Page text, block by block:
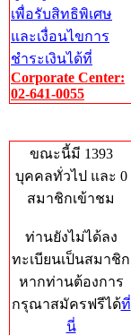
เพื่อรับสิทธิพิเศษ
และเงื่อนไขการ
ชำระเงินได้ที่
Corporate Center:
02-641-0055
ขณะนี้มี 1393
บุคคลทั่วไป และ 0
สมาชิกเข้าชม
ท่านยังไม่ได้ลง
ทะเบียนเป็นสมาชิก
หากท่านต้องการ
กรุณาสมัครฟรีได้ที่
นี่